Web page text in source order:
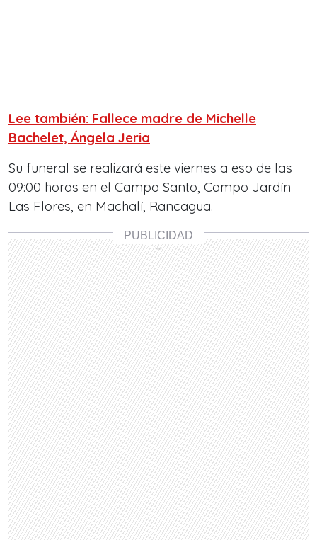
Lee también: Fallece madre de Michelle
Bachelet, Ángela Jeria
Su funeral se realizará este viernes a eso de las
09:00 horas en el Campo Santo, Campo Jardín
Las Flores, en Machalí, Rancagua.